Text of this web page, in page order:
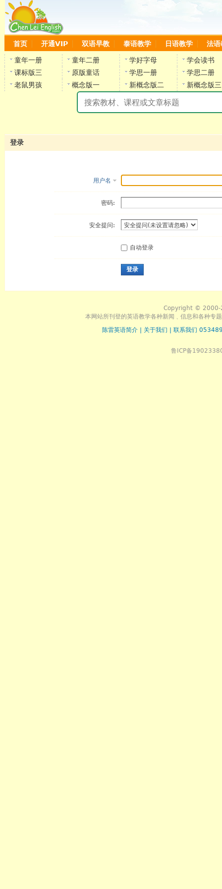
首页 开通VIP 双语早教 泰语教学 日语教学 法语
童年一册 童年二册 学好字母
学会读书
课标版三
原版童话 学思一册
学思二册
老鼠男孩
概念版一 新概念版二 新概念版三
登录
用户名
密码:
安全提问:
自动登录
登录
Copyright © 2000-
本网站所刊登的英语教学各种新闻﹑信息和各种专
陈雷英语简介
关于我们 联系我们
鲁ICP备